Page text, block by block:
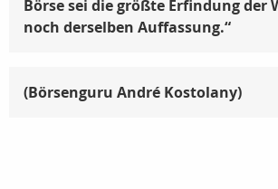
Börse sei die größte Erfindung der
noch derselben Auffassung.“
(Börsenguru André Kostolany)